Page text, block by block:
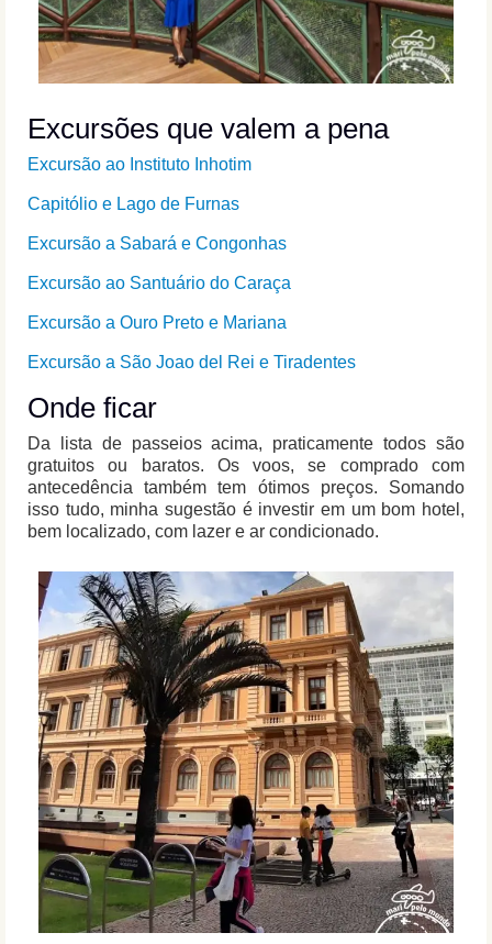
Excursões que valem a pena
Excursão ao Instituto Inhotim
Capitólio e Lago de Furnas
Excursão a Sabará e Congonhas
Excursão ao Santuário do Caraça
Excursão a Ouro Preto e Mariana
Excursão a São Joao del Rei e Tiradentes
Onde ficar
Da lista de passeios acima, praticamente todos são
gratuitos ou baratos. Os voos, se comprado com
antecedência também tem ótimos preços. Somando
isso tudo, minha sugestão é investir em um bom hotel,
bem localizado, com lazer e ar condicionado.